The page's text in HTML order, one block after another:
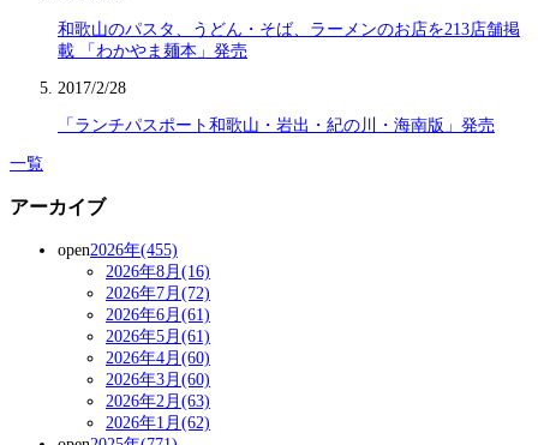
和歌山のパスタ、うどん・そば、ラーメンのお店を213店舗掲
載 「わかやま麺本」発売
2017/2/28
「ランチパスポート和歌山・岩出・紀の川・海南版」発売
一覧
アーカイブ
open2026年(455)
2026年8月(16)
2026年7月(72)
2026年6月(61)
2026年5月(61)
2026年4月(60)
2026年3月(60)
2026年2月(63)
2026年1月(62)